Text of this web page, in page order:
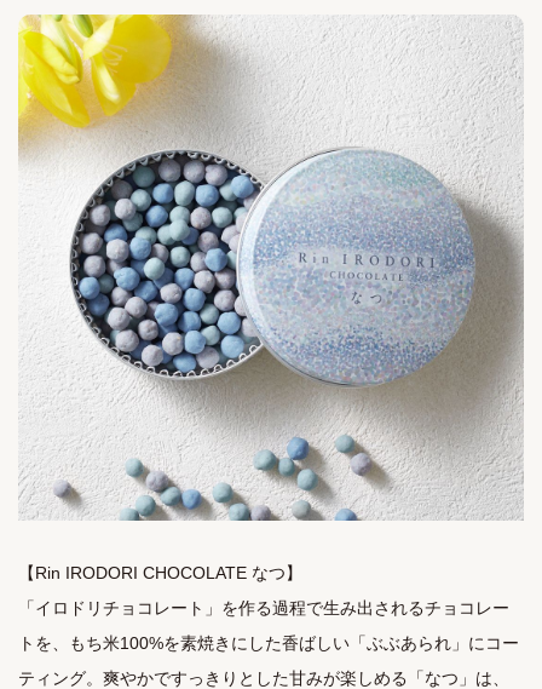
【Rin IRODORI CHOCOLATE なつ】
「イロドリチョコレート」を作る過程で生み出されるチョコレー
トを、もち米100%を素焼きにした香ばしい「ぶぶあられ」にコー
ティング。爽やかですっきりとした甘みが楽しめる「なつ」は、